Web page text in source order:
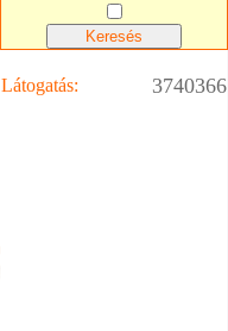
Látogatás: 3740366